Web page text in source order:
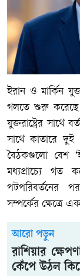
ইরান ও মার্কিন
গলতে শুরু করেছে।
যুক্তরাষ্ট্রের সাথে
সাথে কাতারে দুই
বৈঠকগুলো বেশ
মধ্যপ্রাচ্যে গত
পটপরিবর্তনের
সম্পর্কের ক্ষেত্রে
আরো পড়ুন
রাশিয়ার
কেঁপে উঠল